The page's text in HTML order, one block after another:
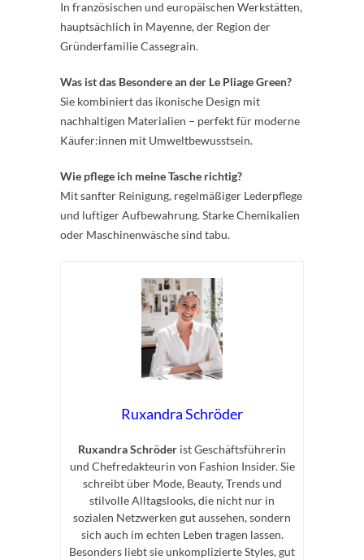
In französischen und europäischen Werkstätten,
hauptsächlich in Mayenne, der Region der
Gründerfamilie Cassegrain.
Was ist das Besondere an der Le Pliage Green?
Sie kombiniert das ikonische Design mit
nachhaltigen Materialien – perfekt für moderne
Käufer:innen mit Umweltbewusstsein.
Wie pflege ich meine Tasche richtig?
Mit sanfter Reinigung, regelmäßiger Lederpflege
und luftiger Aufbewahrung. Starke Chemikalien
oder Maschinenwäsche sind tabu.
Ruxandra Schröder
Ruxandra Schröder ist Geschäftsführerin
und Chefredakteurin von Fashion Insider. Sie
schreibt über Mode, Beauty, Trends und
stilvolle Alltagslooks, die nicht nur in
sozialen Netzwerken gut aussehen, sondern
sich auch im echten Leben tragen lassen.
Besonders liebt sie unkomplizierte Styles, gut